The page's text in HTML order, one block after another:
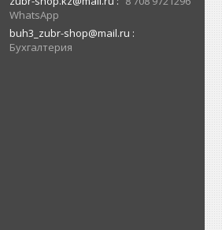
WhatsApp
buh3_zubr-shop@mail.ru
Бухгалтерия